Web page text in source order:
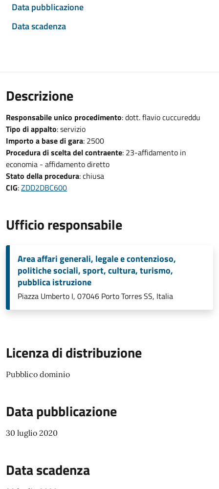
Data pubblicazione
Data scadenza
Descrizione
Responsabile unico procedimento: dott. flavio cuccureddu
Tipo di appalto: servizio
Importo a base di gara: 2500
Procedura di scelta del contraente: 23-affidamento in
economia - affidamento diretto
Stato della procedura: chiusa
CIG:ZDD2DBC600
Ufficio responsabile
Area affari generali, legale e contenzioso,
politiche sociali, sport, cultura, turismo,
pubblica istruzione
Piazza Umberto I, 07046 Porto Torres SS, Italia
Licenza di distribuzione
Pubblico dominio
Data pubblicazione
30 luglio 2020
Data scadenza